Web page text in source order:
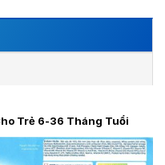
Trẻ 6-36 Tháng Tuổi